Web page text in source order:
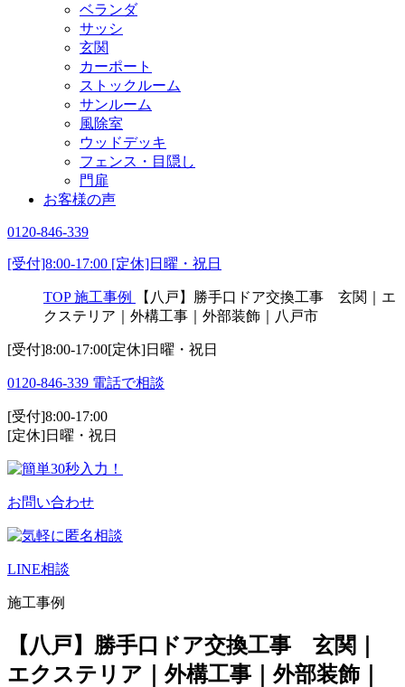
ベランダ
サッシ
玄関
カーポート
ストックルーム
サンルーム
風除室
ウッドデッキ
フェンス・目隠し
門扉
お客様の声
0120-846-339
[受付]8:00-17:00 [定休]日曜・祝日
TOP 施工事例
【八戸】勝手口ドア交換工事 玄関｜エ
クステリア｜外構工事｜外部装飾｜八戸市
[受付]8:00-17:00[定休]日曜・祝日
0120-846-339 電話で相談
[受付]8:00-17:00
[定休]日曜・祝日
お問い合わせ
LINE相談
施工事例
【八戸】勝手口ドア交換工事 玄関｜
エクステリア｜外構工事｜外部装飾｜